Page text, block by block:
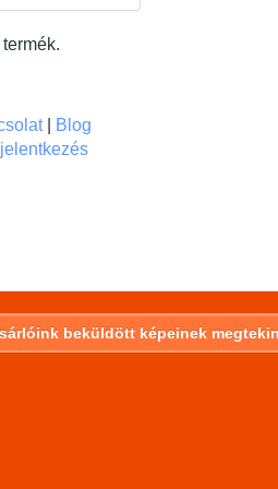
termék.
|
Blog
beküldött képeinek